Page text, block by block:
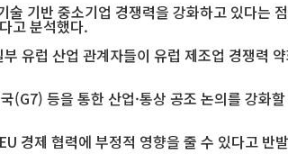
술 기반 중소기업 경쟁력을 강화하고 있다
고 분석했다.
유럽 산업 관계자들이 유럽 제조업 경쟁력
등을 통한 산업·통상 공조 논의를 강화
경제 협력에 부정적 영향을 줄 수 있다고 반